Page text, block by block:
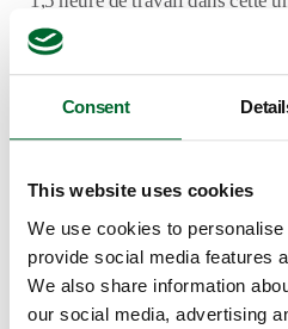
Consent
This website uses cookies
We use cookies to
provide social media features
We also share information
our social media, advertising
emploie environ 50 personnes.